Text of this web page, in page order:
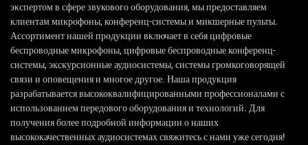
экспертом в сфере звукового оборудования, мы предоставляем
клиентам микрофоны, конференц-системы и микшерные пульты.
Ассортимент нашей продукции включает в себя цифровые
беспроводные микрофоны, цифровые беспроводные конференц-
системы, экскурсионные аудиосистемы, системы громкоговорящей
связи и оповещения и многое другое. Наша продукция
разрабатывается высококвалифицированными профессионалами с
использованием передового оборудования и технологий. Для
получения более подробной информации о наших
высококачественных аудиосистемах свяжитесь с нами уже сегодня!